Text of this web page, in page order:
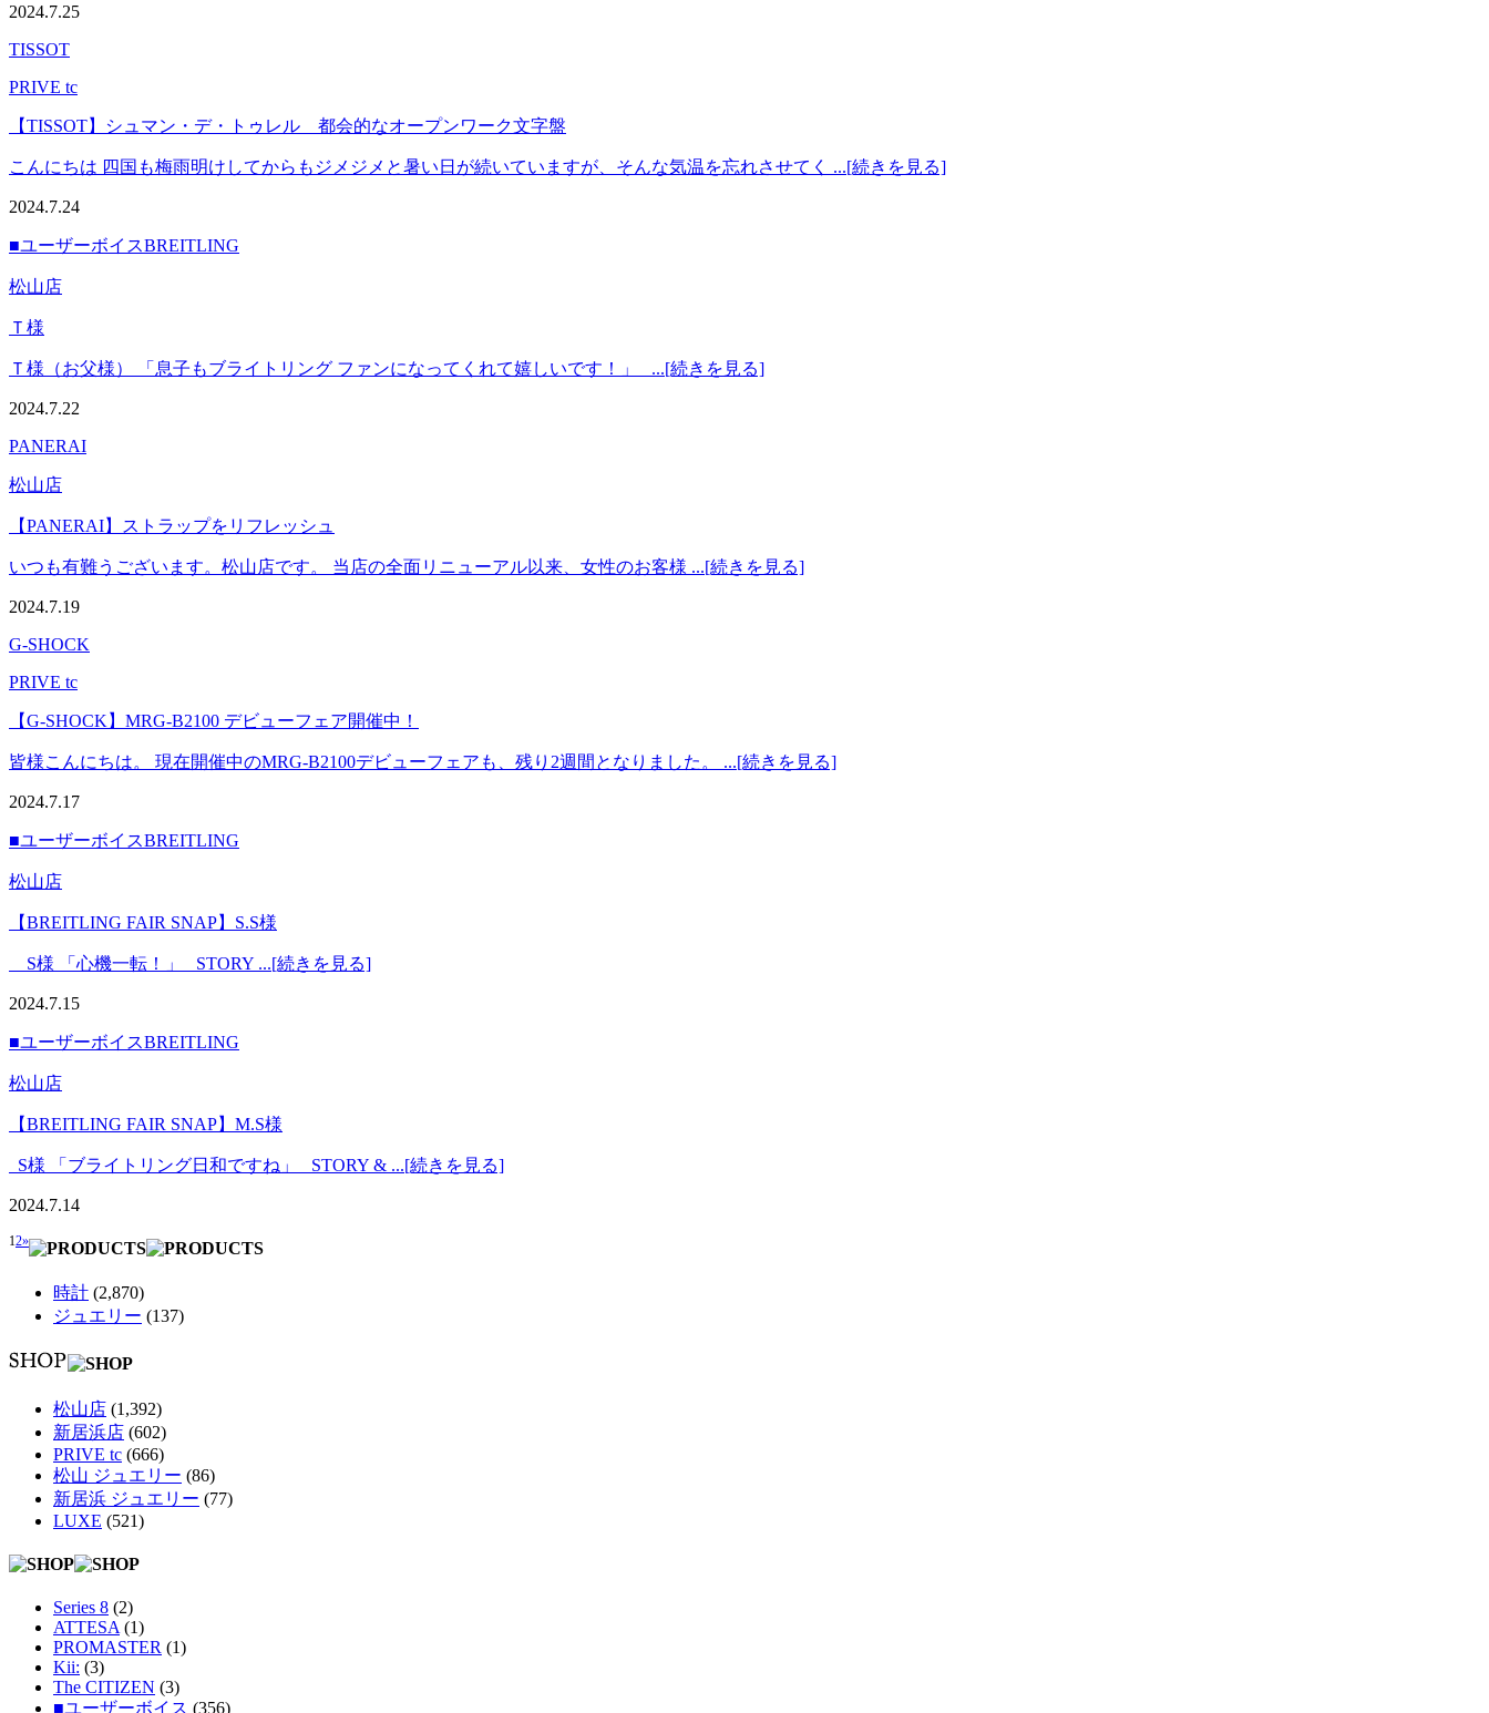
2024.7.25
TISSOT
PRIVE tc
【TISSOT】シュマン・デ・トゥレル 都会的なオープンワーク文字盤
こんにちは 四国も梅雨明けしてからもジメジメと暑い日が続いていますが、そんな気温を忘れさせてく ...[続きを見る]
2024.7.24
■ユーザーボイスBREITLING
松山店
Ｔ様
Ｔ様（お父様） 「息子もブライトリング ファンになってくれて嬉しいです！」 ...[続きを見る]
2024.7.22
PANERAI
松山店
【PANERAI】ストラップをリフレッシュ
いつも有難うございます。松山店です。 当店の全面リニューアル以来、女性のお客様 ...[続きを見る]
2024.7.19
G-SHOCK
PRIVE tc
【G-SHOCK】MRG-B2100 デビューフェア開催中！
皆様こんにちは。 現在開催中のMRG-B2100デビューフェアも、残り2週間となりました。 ...[続きを見る]
2024.7.17
■ユーザーボイスBREITLING
松山店
【BREITLING FAIR SNAP】S.S様
S様 「心機一転！」 STORY ...[続きを見る]
2024.7.15
■ユーザーボイスBREITLING
松山店
【BREITLING FAIR SNAP】M.S様
S様 「ブライトリング日和ですね」 STORY & ...[続きを見る]
2024.7.14
12»
時計 (2,870)
ジュエリー (137)
松山店 (1,392)
新居浜店 (602)
PRIVE tc (666)
松山 ジュエリー (86)
新居浜 ジュエリー (77)
LUXE (521)
Series 8 (2)
ATTESA (1)
PROMASTER (1)
Kii: (3)
The CITIZEN (3)
■ユーザーボイス (356)